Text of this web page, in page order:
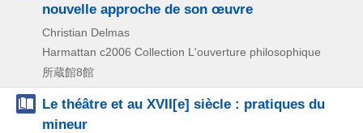
nouvelle approche de son œuvre
Christian Delmas
Harmattan c2006 Collection L'ouverture philosophique
所蔵館8館
Le théâtre et au XVII[e] siècle : pratiques du
mineur